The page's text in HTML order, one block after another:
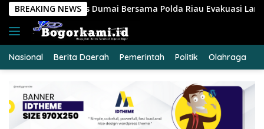
Langsung
konten
BREAKING NEWS
Polda Riau Evakuasi Lansia Sakit Menahun dalam
Nasional Berita Daerah Pemerintah Politik Olahraga